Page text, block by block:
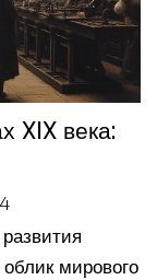
XIX века:
мирового